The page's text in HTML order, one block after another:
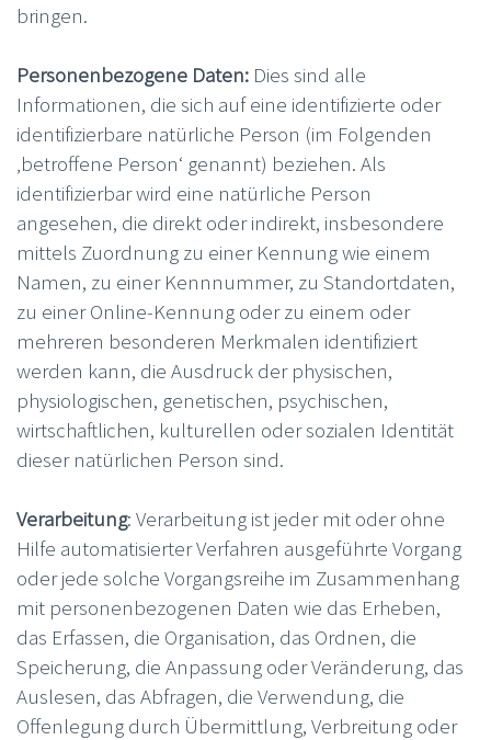
bringen.
Personenbezogene Daten: Dies sind alle
Informationen, die sich auf eine identifizierte oder
identifizierbare natürliche Person (im Folgenden
‚betroffene Person‘ genannt) beziehen. Als
identifizierbar wird eine natürliche Person
angesehen, die direkt oder indirekt, insbesondere
mittels Zuordnung zu einer Kennung wie einem
Namen, zu einer Kennnummer, zu Standortdaten,
zu einer Online-Kennung oder zu einem oder
mehreren besonderen Merkmalen identifiziert
werden kann, die Ausdruck der physischen,
physiologischen, genetischen, psychischen,
wirtschaftlichen, kulturellen oder sozialen Identität
dieser natürlichen Person sind.
Verarbeitung: Verarbeitung ist jeder mit oder ohne
Hilfe automatisierter Verfahren ausgeführte Vorgang
oder jede solche Vorgangsreihe im Zusammenhang
mit personenbezogenen Daten wie das Erheben,
das Erfassen, die Organisation, das Ordnen, die
Speicherung, die Anpassung oder Veränderung, das
Auslesen, das Abfragen, die Verwendung, die
Offenlegung durch Übermittlung, Verbreitung oder